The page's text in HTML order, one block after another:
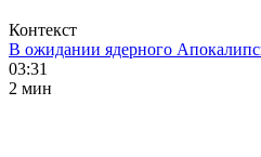
Контекст
В ожидании ядерного
03:31
2 мин